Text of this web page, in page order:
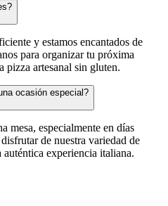
y estamos encantados de
para organizar tu próxima
pizza artesanal sin gluten.
ocasión especial?
mesa, especialmente en días
de nuestra variedad de
experiencia italiana.